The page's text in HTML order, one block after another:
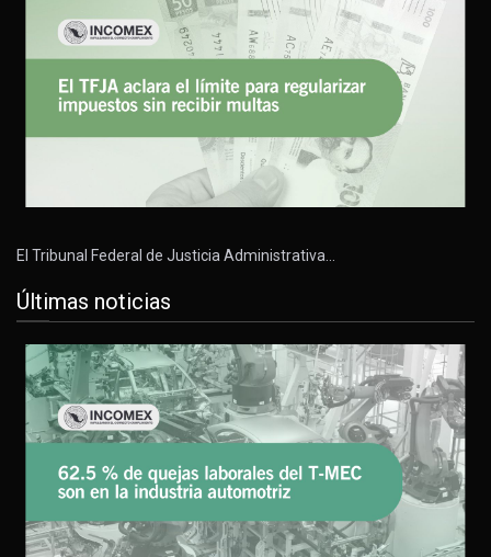
El Tribunal Federal de Justicia Administrativa…
Últimas noticias